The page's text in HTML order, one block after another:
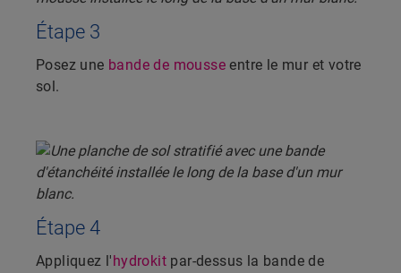
Étape 3
Posez une bande de mousse entre le mur et votre
sol.
Étape 4
Appliquez l' hydrokit par-dessus la bande de